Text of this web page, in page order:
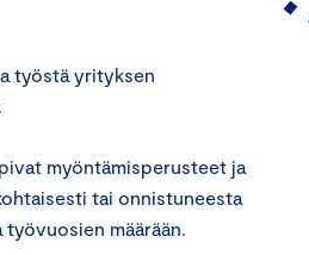
työstä yrityksen
myöntämisperusteet ja
tai onnistuneesta
määrään.